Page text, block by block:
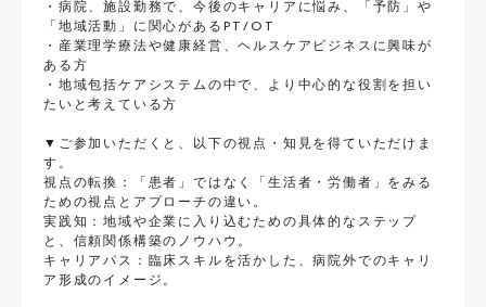
・病院、施設勤務で、今後のキャリアに悩み、「予防」や
「地域活動」に関心があるPT/OT
・産業理学療法や健康経営、ヘルスケアビジネスに興味が
ある方
・地域包括ケアシステムの中で、より中心的な役割を担い
たいと考えている方
▼ご参加いただくと、以下の視点・知見を得ていただけま
す。
視点の転換：「患者」ではなく「生活者・労働者」をみる
ための視点とアプローチの違い。
実践知：地域や企業に入り込むための具体的なステップ
と、信頼関係構築のノウハウ。
キャリアパス：臨床スキルを活かした、病院外でのキャリ
ア形成のイメージ。